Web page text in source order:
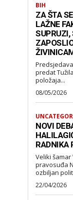
BIH
ZA ŠTA
LAŽNE
SUPRUZI,
predat
položaja...
08/05/2026
NOVI
RADNIKA
Veliki
pravosuđa Nova sudska odluka predstavlja
ozbiljan
22/04/2026